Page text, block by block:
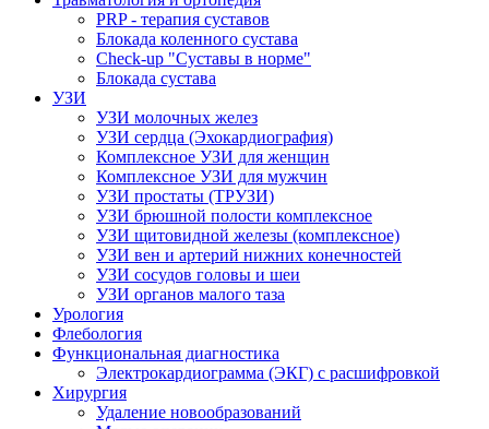
PRP - терапия суставов
Блокада коленного сустава
Check-up "Суставы в норме"
Блокада сустава
УЗИ
УЗИ молочных желез
УЗИ сердца (Эхокардиография)
Комплексное УЗИ для женщин
Комплексное УЗИ для мужчин
УЗИ простаты (ТРУЗИ)
УЗИ брюшной полости комплексное
УЗИ щитовидной железы (комплексное)
УЗИ вен и артерий нижних конечностей
УЗИ сосудов головы и шеи
УЗИ органов малого таза
Урология
Флебология
Функциональная диагностика
Электрокардиограмма (ЭКГ) с расшифровкой
Хирургия
Удаление новообразований